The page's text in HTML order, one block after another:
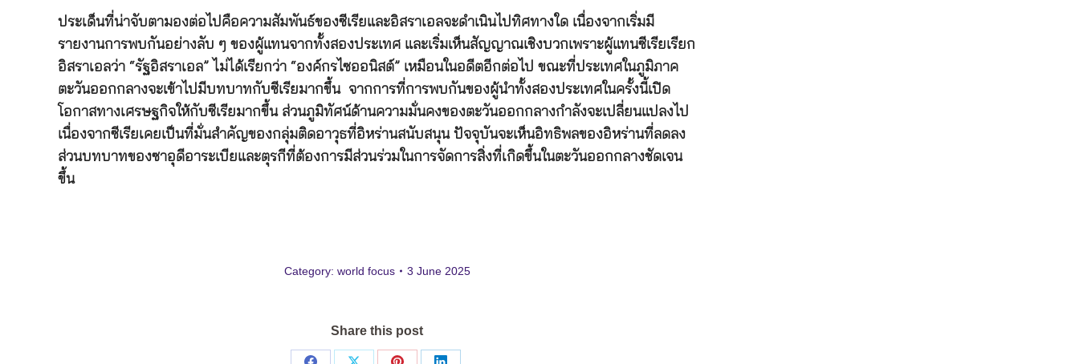
ประเด็นที่น่าจับตามองต่อไปคือความสัมพันธ์ของซีเรียและอิสราเอลจะดำเนินไปทิศทางใด เนื่องจากเริ่มมี
รายงานการพบกันอย่างลับ ๆ ของผู้แทนจากทั้งสองประเทศ และเริ่มเห็นสัญญาณเชิงบวกเพราะผู้แทนซีเรียเรียก
อิสราเอลว่า “รัฐอิสราเอล” ไม่ได้เรียกว่า “องค์กรไซออนิสต์” เหมือนในอดีตอีกต่อไป ขณะที่ประเทศในภูมิภาค
ตะวันออกกลางจะเข้าไปมีบทบาทกับซีเรียมากขึ้น จากการที่การพบกันของผู้นำทั้งสองประเทศในครั้งนี้เปิด
โอกาสทางเศรษฐกิจให้กับซีเรียมากขึ้น ส่วนภูมิทัศน์ด้านความมั่นคงของตะวันออกกลางกำลังจะเปลี่ยนแปลงไป
เนื่องจากซีเรียเคยเป็นที่มั่นสำคัญของกลุ่มติดอาวุธที่อิหร่านสนับสนุน ปัจจุบันจะเห็นอิทธิพลของอิหร่านที่ลดลง
ส่วนบทบาทของซาอุดีอาระเบียและตุรกีที่ต้องการมีส่วนร่วมในการจัดการสิ่งที่เกิดขึ้นในตะวันออกกลางชัดเจน
ขึ้น
Category: world focus 3 June 2025
Share this post